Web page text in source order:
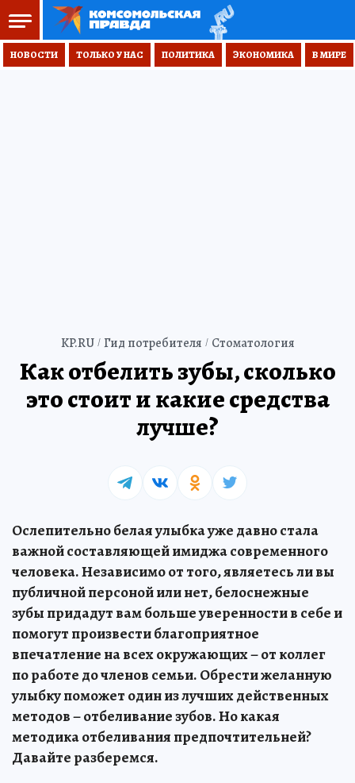
НОВОСТИ ТОЛЬКО У НАС ПОЛИТИКА ЭКОНОМИКА В МИРЕ
KP.RU Гид потребителя Стоматология
Как отбелить зубы, сколько
это стоит и какие средства
лучше?
Ослепительно белая улыбка уже давно стала
важной составляющей имиджа современного
человека. Независимо от того, являетесь ли вы
публичной персоной или нет, белоснежные
зубы придадут вам больше уверенности в себе и
помогут произвести благоприятное
впечатление на всех окружающих – от коллег
по работе до членов семьи. Обрести желанную
улыбку поможет один из лучших действенных
методов – отбеливание зубов. Но какая
методика отбеливания предпочтительней?
Давайте разберемся.